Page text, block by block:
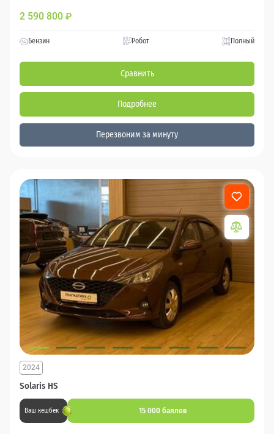
2 590 800 ₽
Бензин Робот Полный
Сравнить
Подробнее
Перезвоним за минуту
Solaris HS
2024
Ваш кешбек 15 000 баллов